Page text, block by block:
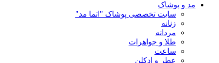
مد و پوشاک
سایت تخصصی پوشاک "اتما مد"
زنانه
مردانه
طلا و جواهرات
ساعت
عطر و ادکلن